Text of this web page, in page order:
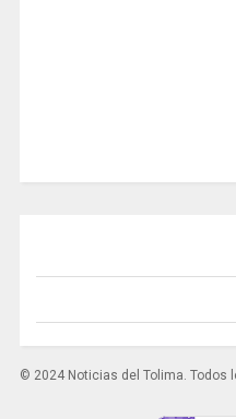
© 2024 Noticias del Tolima. Todos